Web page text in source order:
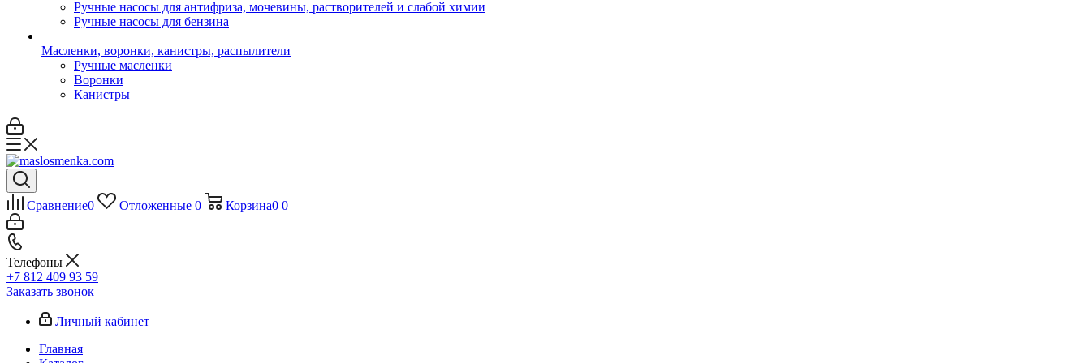
Ручные насосы для антифриза, мочевины, растворителей и слабой химии
Ручные насосы для бензина
Масленки, воронки, канистры, распылители
Ручные масленки
Воронки
Канистры
Сравнение0 Отложенные 0 Корзина0 0
Телефоны
+7 812 409 93 59
Заказать звонок
Личный кабинет
Главная